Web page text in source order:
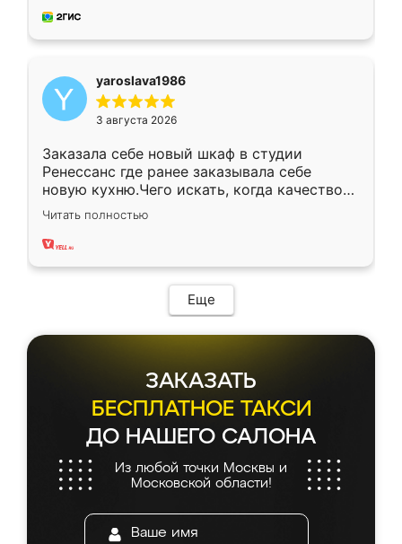
мебель за качественную работу!
yaroslava1986
3 августа 2026
Заказала себе новый шкаф в студии
Ренессанс где ранее заказывала себе
новую кухню.Чего искать, когда качеством
вполне довольна. Служит кухня уже почти
два года, нареканий нет.
Читать полностью
Еще
ЗАКАЗАТЬ
БЕСПЛАТНОЕ ТАКСИ
ДО НАШЕГО САЛОНА
Из любой точки Москвы и
Московской области!